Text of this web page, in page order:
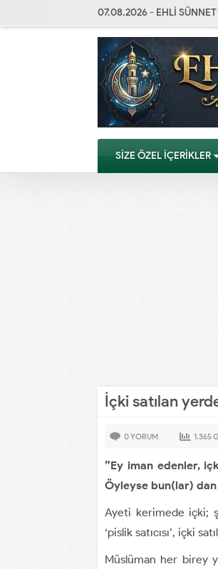
07.08.2026 - EHLİ
SİZE ÖZEL İÇERİKLER
İçki satılan
0YORUM 1.365
”Ey iman edenler,
Öyleyse bun(lar)
Ayeti kerimede içki;
‘pislik satıcısı’, içki
Müslüman her birey